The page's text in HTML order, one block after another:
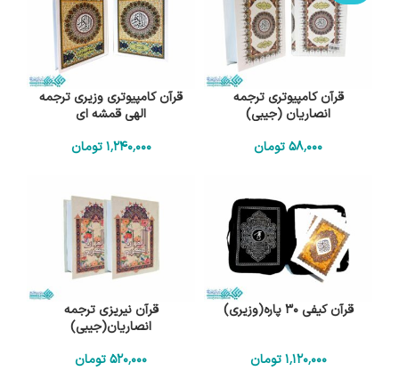
قرآن کامپیوتری ترجمه
انصاریان (جیبی)
58٬000تومان
قرآن کامپیوتری وزیری ترجمه
الهی قمشه ای
1٬240٬000 تومان
قرآن کیفی 30 پاره(وزیری)
1٬120٬000 تومان
قرآن نیریزی ترجمه
انصاریان(جیبی)
520٬000تومان